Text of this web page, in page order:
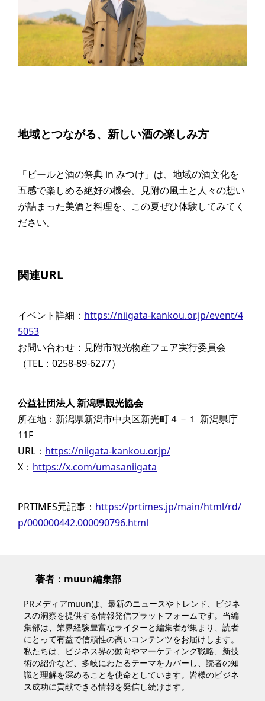
地域とつながる、新しい酒の楽しみ方
「ビールと酒の祭典 in みつけ」は、地域の酒文化を
五感で楽しめる絶好の機会。見附の風土と人々の想い
が詰まった美酒と料理を、この夏ぜひ体験してみてく
ださい。
関連URL
イベント詳細： https://niigata-kankou.or.jp/event/4
5053
お問い合わせ：見附市観光物産フェア実行委員会
（TEL：0258-89-6277）
公益社団法人 新潟県観光協会
所在地：新潟県新潟市中央区新光町４－１ 新潟県庁
11F
URL： https://niigata-kankou.or.jp/
X： https://x.com/umasaniigata
PRTIMES元記事： https://prtimes.jp/main/html/rd/
p/000000442.000090796.html
著者：muun編集部
PRメディアmuunは、最新のニュースやトレンド、ビジネ
スの洞察を提供する情報発信プラットフォームです。当編
集部は、業界経験豊富なライターと編集者が集まり、読者
にとって有益で信頼性の高いコンテンツをお届けします。
私たちは、ビジネス界の動向やマーケティング戦略、新技
術の紹介など、多岐にわたるテーマをカバーし、読者の知
識と理解を深めることを使命としています。皆様のビジネ
ス成功に貢献できる情報を発信し続けます。